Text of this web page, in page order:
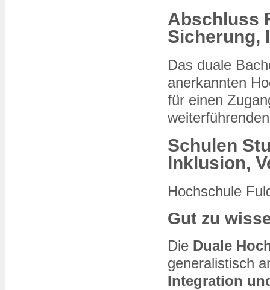
Abschluss
Sicherung,
Das duale
anerkannten
für einen
Schulen
Inklusion,
Hochschule
Gut zu
Die Duale
generalistisch
Integration